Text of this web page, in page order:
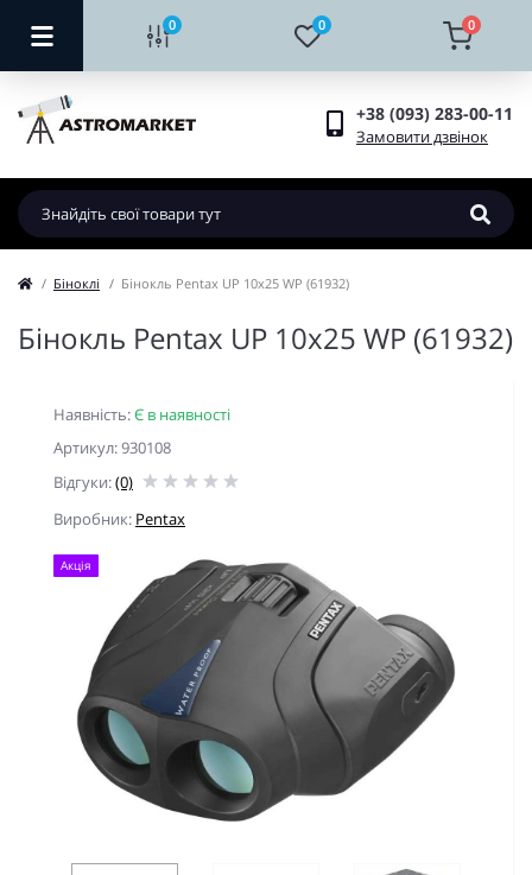
0 0 0
+38 (093) 283-00-11
Замовити дзвінок
Біноклі Бінокль Pentax UP 10x25 WP (61932)
Бінокль Pentax UP 10x25 WP (61932)
Наявність:Є в наявності
Артикул: 930108
Відгуки:(0)
Виробник: Pentax
Акція